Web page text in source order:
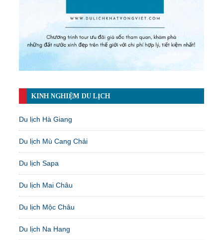
KINH NGHIỆM DU LỊCH
Du lịch Hà Giang
Du lịch Mù Cang Chải
Du lịch Sapa
Du lịch Mai Châu
Du lịch Mộc Châu
Du lịch Na Hang